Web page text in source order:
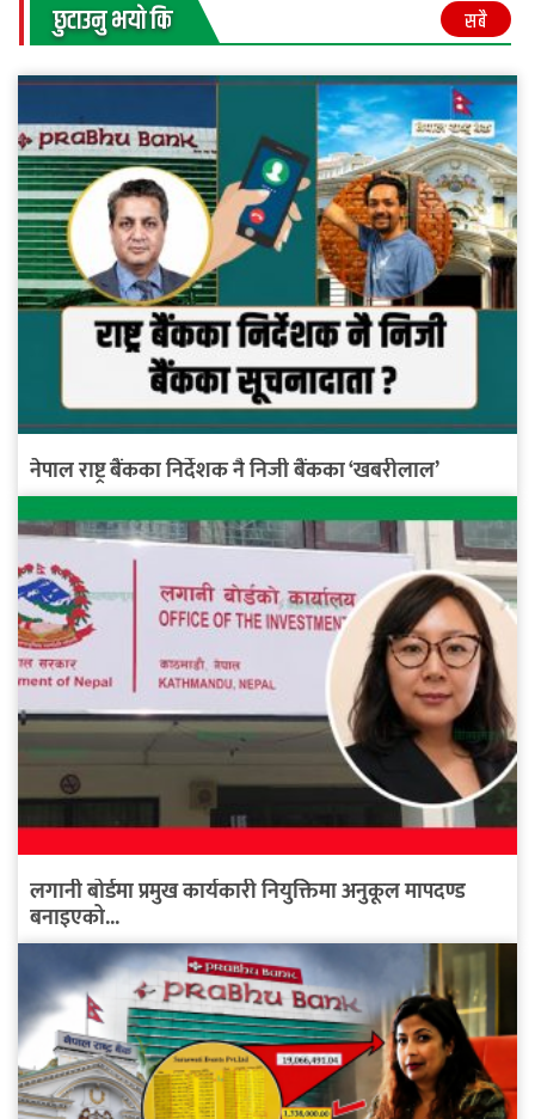
छुटाउनु भयाे कि सबै
नेपाल राष्ट्र बैंकका निर्देशक नै निजी बैंकका ‘खबरीलाल’
लगानी बोर्डमा प्रमुख कार्यकारी नियुक्तिमा अनुकूल मापदण्ड
बनाइएको...